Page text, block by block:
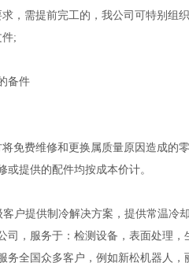
需提前完工的，我公司可特别组织
;
备件
免费维修和更换属质量原因造成的
提供的配件均按成本价计。
户提供制冷解决方案，提供常温冷
司，服务于：检测设备，表面处理
务全国众多客户，例如新松机器人